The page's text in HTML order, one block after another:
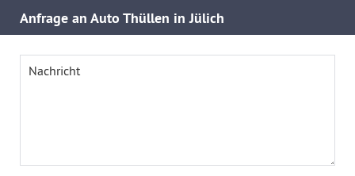
Anfrage an Auto Thüllen in Jülich
Nachricht